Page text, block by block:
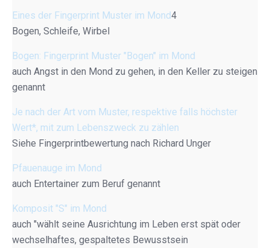
Eines der Fingerprint Muster im Mond4
Bogen, Schleife, Wirbel
Bogen: Fingerprint Muster "Bogen" im Mond
auch Angst in den Mond zu gehen, in den Keller zu steigen
genannt
Je nach der Art vom Muster, respektive falls höchster
Wert*, mit zum Lebenszweck zu zählen
Siehe Fingerprintbewertung nach Richard Unger
Pfauenauge im Mond
auch Entertainer zum Beruf genannt
Komposit "S" im Mond
auch "wählt seine Ausrichtung im Leben erst spät oder
wechselhaftes, gespaltetes Bewusstsein